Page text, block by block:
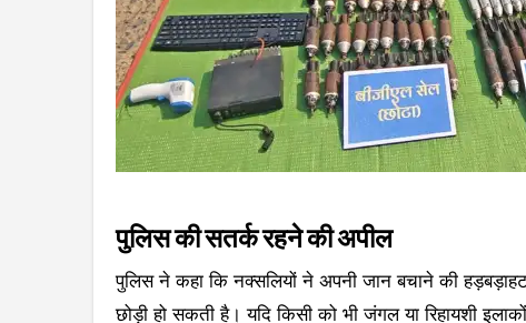
पुलिस की सतर्क रहने की अपील
पुलिस ने कहा कि नक्सलियों ने अपनी जान बचाने की
छोड़ी हो सकती है। यदि किसी को भी जंगल या रिहायशी